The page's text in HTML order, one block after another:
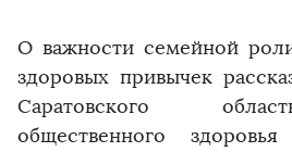
О важности семейной
здоровых привычек
Саратовского
общественного